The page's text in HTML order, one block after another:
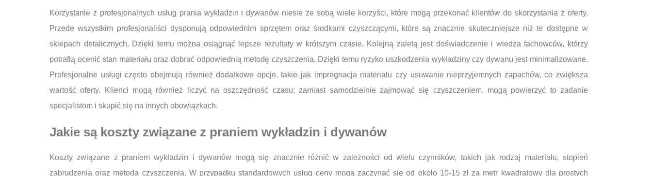
Korzystanie z profesjonalnych usług prania wykładzin i dywanów niesie ze sobą wiele korzyści, które mogą przekonać klientów do skorzystania z oferty.
Przede wszystkim profesjonaliści dysponują odpowiednim sprzętem oraz środkami czyszczącymi, które są znacznie skuteczniejsze niż te dostępne w
sklepach detalicznych. Dzięki temu można osiągnąć lepsze rezultaty w krótszym czasie. Kolejną zaletą jest doświadczenie i wiedza fachowców, którzy
potrafią ocenić stan materiału oraz dobrać odpowiednią metodę czyszczenia. Dzięki temu ryzyko uszkodzenia wykładziny czy dywanu jest minimalizowane.
Profesjonalne usługi często obejmują również dodatkowe opcje, takie jak impregnacja materiału czy usuwanie nieprzyjemnych zapachów, co zwiększa
wartość oferty. Klienci mogą również liczyć na oszczędność czasu; zamiast samodzielnie zajmować się czyszczeniem, mogą powierzyć to zadanie
specjalistom i skupić się na innych obowiązkach.
Jakie są koszty związane z praniem wykładzin i dywanów
Koszty związane z praniem wykładzin i dywanów mogą się znacznie różnić w zależności od wielu czynników, takich jak rodzaj materiału, stopień
zabrudzenia oraz metoda czyszczenia. W przypadku standardowych usług ceny mogą zaczynać się od około 10-15 zł za metr kwadratowy dla prostych